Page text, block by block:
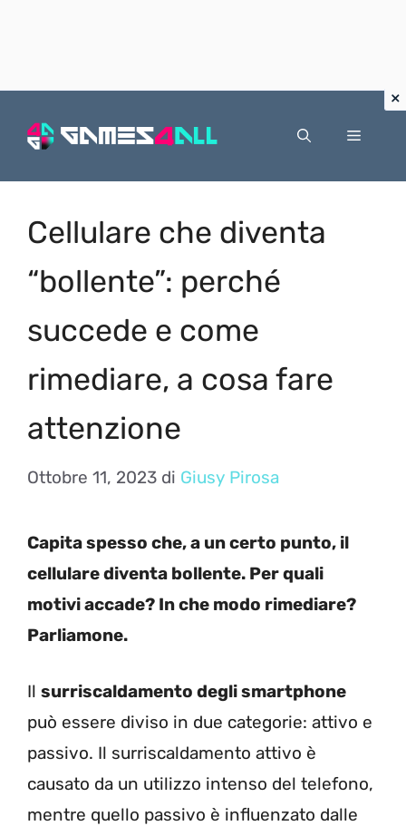
Menu
Cellulare che diventa
“bollente”: perché
succede e come
rimediare, a cosa fare
attenzione
Ottobre 11, 2023 di Giusy Pirosa
Capita spesso che, a un certo punto, il
cellulare diventa bollente. Per quali
motivi accade? In che modo rimediare?
Parliamone.
Il surriscaldamento degli smartphone
può essere diviso in due categorie: attivo e
passivo. Il surriscaldamento attivo è
causato da un utilizzo intenso del telefono,
mentre quello passivo è influenzato dalle